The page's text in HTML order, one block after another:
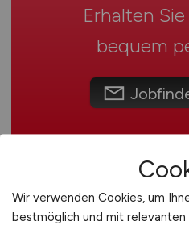
Umwelt / Natur
Unternehmensberatung
Gewerbe allgemein
Wirtschaft allgemein
SchweizErhalten
bequem
Wir verwenden Cookies, um
bestmöglich und mit relevanten